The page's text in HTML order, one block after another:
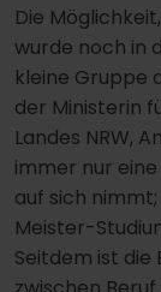
Die
wurde noch in
kleine Gruppe
der Ministerin
Landes NRW,
immer nur
auf sich
Meister-
Seitdem ist die